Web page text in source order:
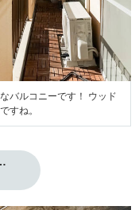
バルコニーです！ ウッド
すね。